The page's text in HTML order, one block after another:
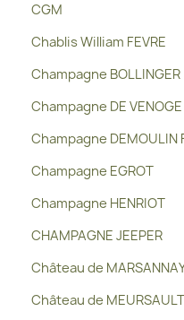
CGM
Chablis William FEVRE
Champagne BOLLINGER
Champagne DE VENOGE
Champagne DEMOULIN
Champagne EGROT
Champagne HENRIOT
CHAMPAGNE JEEPER
Château de
Château de MEURSAULT